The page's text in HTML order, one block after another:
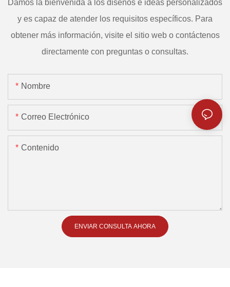
Damos la bienvenida a los diseños e ideas personalizados
y es capaz de atender los requisitos específicos. Para
obtener más información, visite el sitio web o contáctenos
directamente con preguntas o consultas.
Nombre
Correo Electrónico
Contenido
ENVIAR CONSULTA AHORA